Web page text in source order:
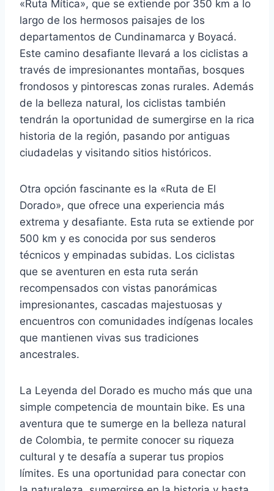
«Ruta Mítica», que se extiende por 350 km a lo
largo de los hermosos paisajes de los
departamentos de Cundinamarca y Boyacá.
Este camino desafiante llevará a los ciclistas a
través de impresionantes montañas, bosques
frondosos y pintorescas zonas rurales. Además
de la belleza natural, los ciclistas también
tendrán la oportunidad de sumergirse en la rica
historia de la región, pasando por antiguas
ciudadelas y visitando sitios históricos.
Otra opción fascinante es la «Ruta de El
Dorado», que ofrece una experiencia más
extrema y desafiante. Esta ruta se extiende por
500 km y es conocida por sus senderos
técnicos y empinadas subidas. Los ciclistas
que se aventuren en esta ruta serán
recompensados con vistas panorámicas
impresionantes, cascadas majestuosas y
encuentros con comunidades indígenas locales
que mantienen vivas sus tradiciones
ancestrales.
La Leyenda del Dorado es mucho más que una
simple competencia de mountain bike. Es una
aventura que te sumerge en la belleza natural
de Colombia, te permite conocer su riqueza
cultural y te desafía a superar tus propios
límites. Es una oportunidad para conectar con